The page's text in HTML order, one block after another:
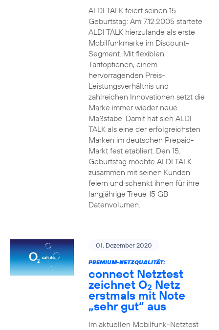
ALDI TALK feiert seinen 15.
Geburtstag: Am 7.12.2005 startete
ALDI TALK hierzulande als erste
Mobilfunkmarke im Discount-
Segment. Mit flexiblen
Tarifoptionen, einem
hervorragenden Preis-
Leistungsverhältnis und
zahlreichen Innovationen setzt die
Marke immer wieder neue
Maßstäbe. Damit hat sich ALDI
TALK als eine der erfolgreichsten
Marken im deutschen Prepaid-
Markt fest etabliert. Den 15.
Geburtstag möchte ALDI TALK
zusammen mit seinen Kunden
feiern und schenkt ihnen für ihre
langjährige Treue 15 GB
Datenvolumen.
01. Dezember 2020
PREMIUM-NETZQUALITÄT:
connect Netztest
zeichnet O2 Netz
erstmals mit Note
„sehr gut“ aus
Im aktuellen Mobilfunk-Netztest